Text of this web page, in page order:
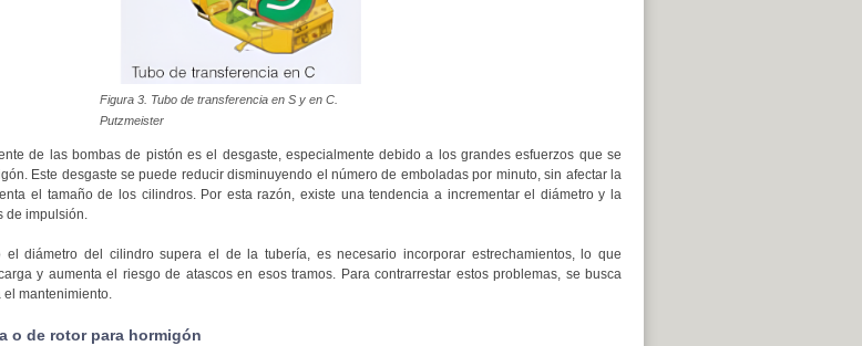
Figura 3. Tubo de transferencia en S y en C.
Putzmeister
de las bombas de pistón es el desgaste, especialmente debido a los grandes esfuerzos que se
Este desgaste se puede reducir disminuyendo el número de emboladas por minuto, sin afectar la
el tamaño de los cilindros. Por esta razón, existe una tendencia a incrementar el diámetro y la
de impulsión.
el diámetro del cilindro supera el de la tubería, es necesario incorporar estrechamientos, lo que
y aumenta el riesgo de atascos en esos tramos. Para contrarrestar estos problemas, se busca
mantenimiento.
o de rotor para hormigón